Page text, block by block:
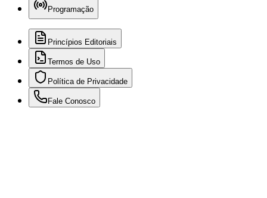
Programação
Princípios Editoriais
Termos de Uso
Política de Privacidade
Fale Conosco